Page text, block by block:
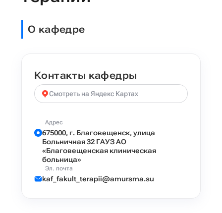
О кафедре
Контакты кафедры
Смотреть на Яндекс Картах
Адрес
675000, г. Благовещенск, улица
Больничная 32 ГАУЗ АО
«Благовещенская клиническая
больница»
Эл. почта
kaf_fakult_terapii@amursma.su